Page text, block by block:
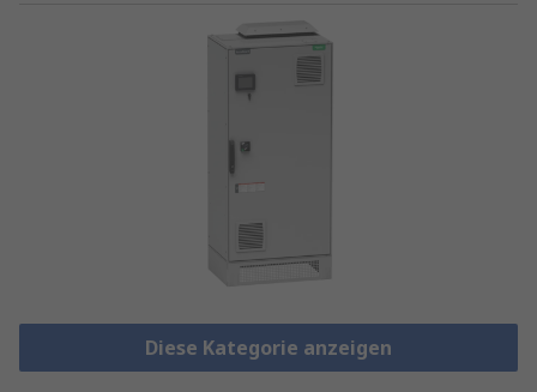
Diese Kategorie anzeigen